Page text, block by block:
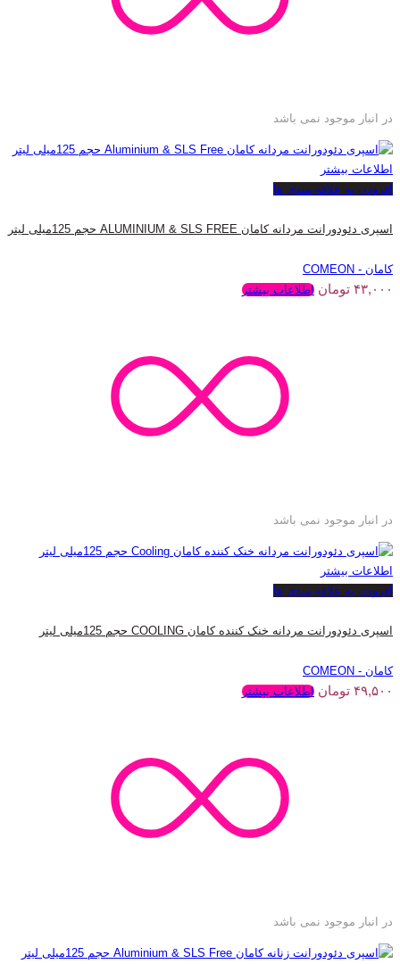
در انبار موجود نمی باشد
اطلاعات بیشتر
افزودن به علاقه مندی ها
اسپری دئودورانت مردانه کامان ALUMINIUM & SLS FREE حجم 125میلی لیتر
کامان - COMEON
۴۳,۰۰۰ تومان اطلاعات بیشتر
در انبار موجود نمی باشد
اطلاعات بیشتر
افزودن به علاقه مندی ها
اسپری دئودورانت مردانه خنک کننده کامان COOLING حجم 125میلی لیتر
کامان - COMEON
۴۹,۵۰۰ تومان اطلاعات بیشتر
در انبار موجود نمی باشد